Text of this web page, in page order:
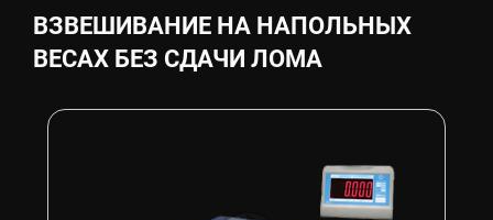
ВЗВЕШИВАНИЕ НА НАПОЛЬНЫХ
ВЕСАХ БЕЗ СДАЧИ ЛОМА